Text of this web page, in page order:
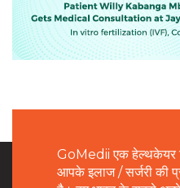
GoMedii एक हेल्थकेयर
आपके इलाज / सर्जरी की